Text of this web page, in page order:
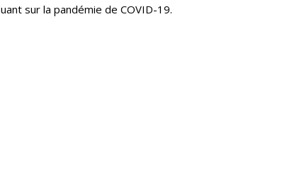
sur la pandémie de COVID-19.